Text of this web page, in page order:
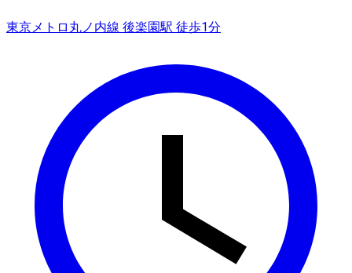
東京メトロ丸ノ内線 後楽園駅 徒歩1分